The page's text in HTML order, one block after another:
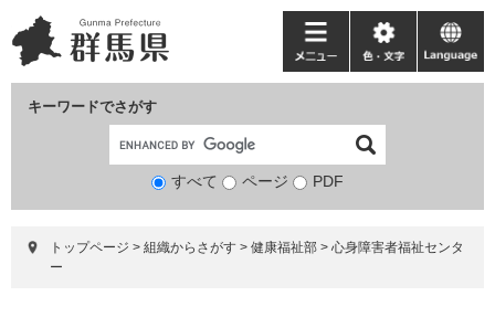
ー
ジ
ニ
ュ
て
キーワードでさがす
検
象
すべて ページ PDF
メ
ニ
ー
色・
文
language
トップページ > 組織からさがす > 健康福祉部 > 心身障害者福祉センタ
ー